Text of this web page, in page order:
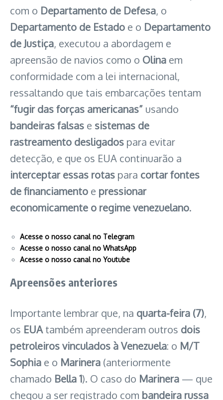
com o Departamento de Defesa, o
Departamento de Estado e o Departamento
de Justiça, executou a abordagem e
apreensão de navios como o Olina em
conformidade com a lei internacional,
ressaltando que tais embarcações tentam
“fugir das forças americanas” usando
bandeiras falsas e sistemas de
rastreamento desligados para evitar
detecção, e que os EUA continuarão a
interceptar essas rotas para cortar fontes
de financiamento e pressionar
economicamente o regime venezuelano.
Acesse o nosso canal no Telegram
Acesse o nosso canal no WhatsApp
Acesse o nosso canal no Youtube
Apreensões anteriores
Importante lembrar que, na quarta-feira (7),
os EUA também apreenderam outros dois
petroleiros vinculados à Venezuela: o M/T
Sophia e o Marinera (anteriormente
chamado Bella 1). O caso do Marinera — que
chegou a ser registrado com bandeira russa